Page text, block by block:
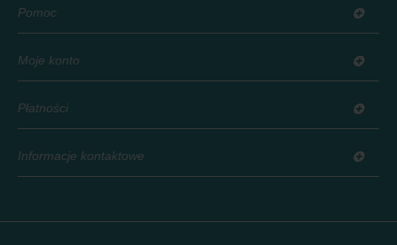
Pomoc
Moje konto
Płatności
Informacje kontaktowe